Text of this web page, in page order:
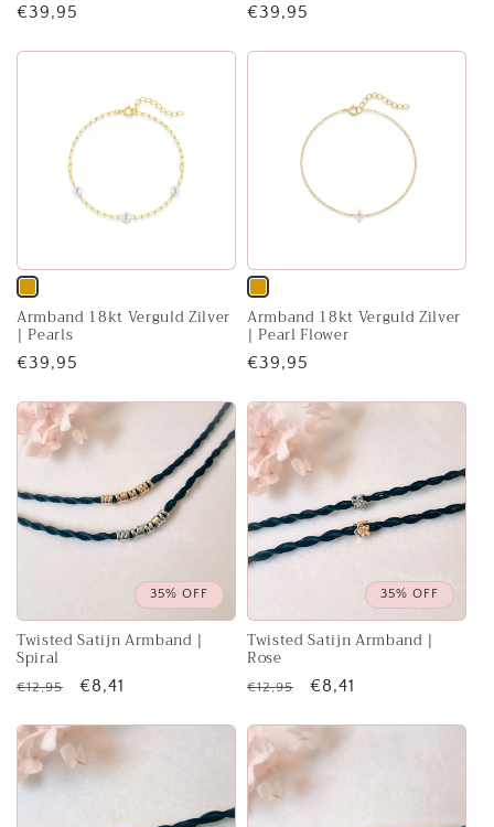
beschikbaar
Normale
€39,95
beschikbaar
Normale
€39,95
Variant
uitverkocht
beschikbaar
Armband 18kt Verguld Zilver
| Pearls
Normale
€39,95
Variant
uitverkocht
beschikbaar
Armband 18kt Verguld Zilver
| Pearl Flower
Normale
€39,95
35% OFF
Twisted Satijn Armband |
Spiral
Normale
€12,95 Aanbiedingsprijs
€8,41
35% OFF
Twisted Satijn Armband |
Rose
Normale
€12,95 Aanbiedingsprijs
€8,41